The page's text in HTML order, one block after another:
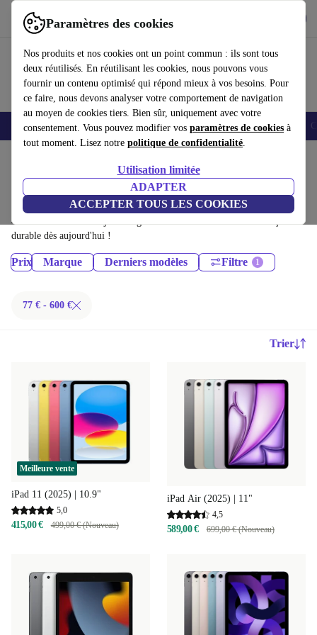
Paramètres des cookies
Nos produits et nos cookies ont un point commun : ils sont tous
deux réutilisés. En réutilisant les cookies, nous pouvons vous
fournir un contenu optimisé qui répond mieux à vos besoins. Pour
ce faire, nous devons analyser votre comportement de navigation
au moyen de cookies tiers. Bien sûr, uniquement avec votre
consentement. Vous pouvez modifier vos paramètres de cookies à
tout moment. Lisez notre politique de confidentialité.
Utilisation limitée
ADAPTER
ACCEPTER TOUS LES COOKIES
Utilisez refurbed rapidement et facilement
Smartphones Laptops Tablettes Montres connectées Accessoires
Tablettes:
Tablettes certifiés reconditionnés à moins de 600€ – économisez jusqu'à
40 %. Retours sous 30 jours et garantie de 12 mois. Achetez de façon
durable dès aujourd'hui !
Prix Marque Derniers modèles Filtre
77 € - 600 €
Trier
Meilleure vente
iPad 11 (2025) | 10.9"
5,0
415,00 € 499,00 € (Nouveau)
iPad Air (2025) | 11"
4,5
589,00 € 699,00 € (Nouveau)